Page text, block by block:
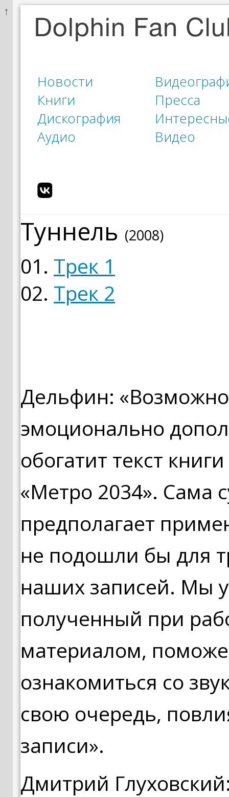
↑
Новости
Книги
Дискография
Аудио
Пресса
Видео
Туннель (2008)
01. Трек 1
02. Трек 2
Дельфин:
эмоционально
обогатит текст
«Метро 2034». Сама
предполагает
не подошли бы для
наших записей. Мы
полученный при
материалом,
ознакомиться со
свою очередь,
записи».
Дмитрий